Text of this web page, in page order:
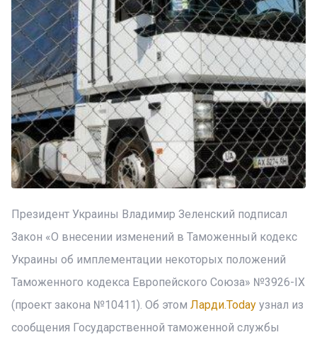
Президент Украины Владимир Зеленский подписал
Закон «О внесении изменений в Таможенный кодекс
Украины об имплементации некоторых положений
Таможенного кодекса Европейского Союза» №3926-IX
(проект закона №10411). Об этом Ларди.Today узнал из
сообщения Государственной таможенной службы